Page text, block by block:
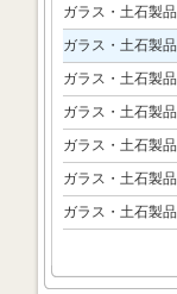
ガラス・土石製品
ガラス・土石製品
ガラス・土石製品
ガラス・土石製品
ガラス・土石製品
ガラス・土石製品
ガラス・土石製品